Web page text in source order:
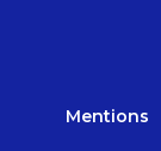
Mentions